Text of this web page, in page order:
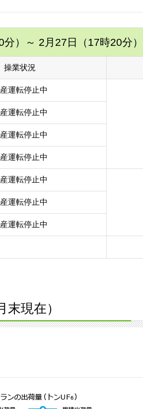
） ～ 2月27日（17時20分）
操業状況
運転停止中
運転停止中
運転停止中
運転停止中
運転停止中
運転停止中
運転停止中
末現在）